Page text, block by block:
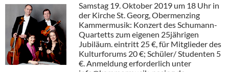
Samstag 19. Oktober 2019 um 18 Uhr in
der Kirche St. Georg, Obermenzing
Kammermusik: Konzert des Schumann-
Quartetts zum eigenen 25jährigen
Jubiläum. eintritt 25 €,für Mitglieder des
Kulturforums 20 €; Schüler/ Studenten 5
€. Anmeldung erforderlich unter